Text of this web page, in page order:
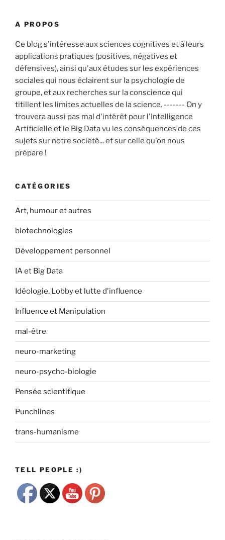
A PROPOS
Ce blog s'intéresse aux sciences cognitives et à leurs
applications pratiques (positives, négatives et
défensives), ainsi qu'aux études sur les expériences
sociales qui nous éclairent sur la psychologie de
groupe, et aux recherches sur la conscience qui
titillent les limites actuelles de la science. ------- On y
trouvera aussi pas mal d'intérêt pour l'Intelligence
Artificielle et le Big Data vu les conséquences de ces
sujets sur notre société... et sur celle qu'on nous
prépare !
CATÉGORIES
Art, humour et autres
biotechnologies
Développement personnel
IA et Big Data
Idéologie, Lobby et lutte d'influence
Influence et Manipulation
mal-être
neuro-marketing
neuro-psycho-biologie
Pensée scientifique
Punchlines
trans-humanisme
TELL PEOPLE :)